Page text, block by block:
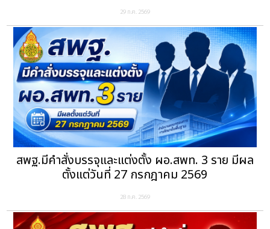
29 ก.ค. 2569
สพฐ.มีคำสั่งบรรจุและแต่งตั้ง ผอ.สพท. 3 ราย มีผล
ตั้งแต่วันที่ 27 กรกฎาคม 2569
28 ก.ค. 2569